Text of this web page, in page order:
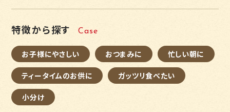
特徴から探す Case
お子様にやさしい おつまみに 忙しい朝に
ティータイムのお供に ガッツリ食べたい
小分け